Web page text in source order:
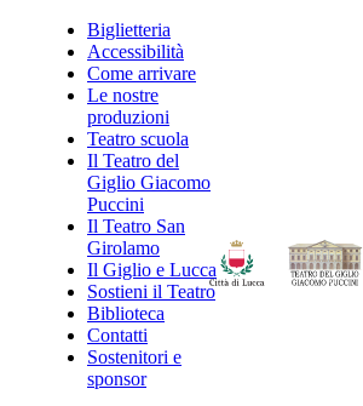
Biglietteria
Accessibilità
Come arrivare
Le nostre
produzioni
Teatro scuola
Il Teatro del
Giglio Giacomo
Puccini
Il Teatro San
Girolamo
Il Giglio e Lucca
Sostieni il Teatro
Biblioteca
Contatti
Sostenitori e
sponsor